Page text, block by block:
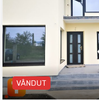
VÂNDUT